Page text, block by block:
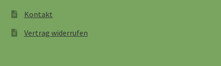
Kontakt
Vertrag widerrufen